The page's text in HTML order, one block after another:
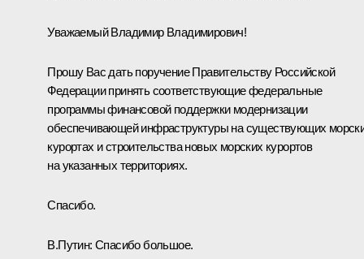
Уважаемый Владимир Владимирович!
Прошу Вас дать поручение Правительству Российской
Федерации принять соответствующие федеральные
программы финансовой поддержки модернизации
обеспечивающей инфраструктуры на существующих
курортах и строительства новых морских курортов
на указанных территориях.
Спасибо.
В.Путин: Спасибо большое.